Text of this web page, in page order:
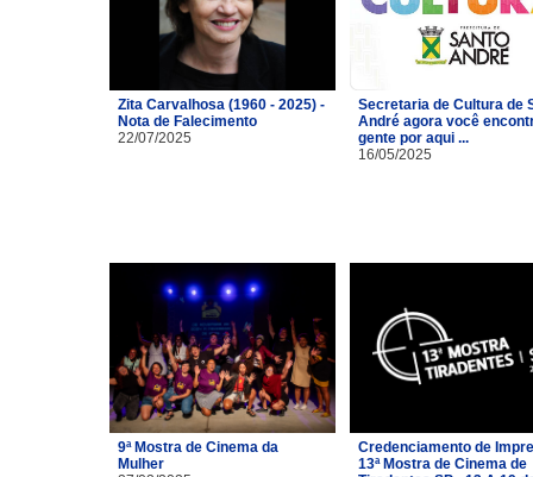
Zita Carvalhosa (1960 - 2025) -
Nota de Falecimento
22/07/2025
Secretaria de Cultura de
André agora você
gente por aqui ...
16/05/2025
9ª Mostra de Cinema da
Mulher
Credenciamento de
13ª Mostra de Cinema de